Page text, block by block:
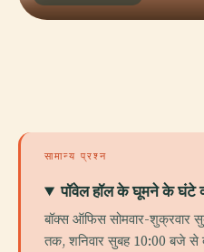
सामान्य प्रश्न
पॉवेल हॉल के घूमने के घंटे
बॉक्स ऑफिस सोमवार-शुक्रवार
तक, शनिवार सुबह 10:00 बजे से